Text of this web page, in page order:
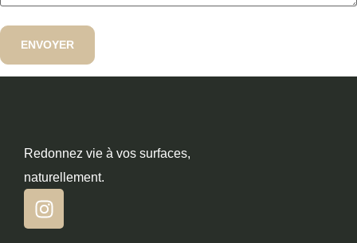
Redonnez vie à vos surfaces,
naturellement.